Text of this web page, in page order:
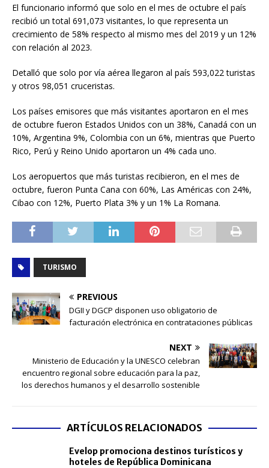
El funcionario informó que solo en el mes de octubre el país
recibió un total 691,073 visitantes, lo que representa un
crecimiento de 58% respecto al mismo mes del 2019 y un 12%
con relación al 2023.
Detalló que solo por vía aérea llegaron al país 593,022 turistas
y otros 98,051 cruceristas.
Los países emisores que más visitantes aportaron en el mes
de octubre fueron Estados Unidos con un 38%, Canadá con un
10%, Argentina 9%, Colombia con un 6%, mientras que Puerto
Rico, Perú y Reino Unido aportaron un 4% cada uno.
Los aeropuertos que más turistas recibieron, en el mes de
octubre, fueron Punta Cana con 60%, Las Américas con 24%,
Cibao con 12%, Puerto Plata 3% y un 1% La Romana.
TURISMO
PREVIOUS
DGII y DGCP disponen uso obligatorio de
facturación electrónica en contrataciones públicas
NEXT
Ministerio de Educación y la UNESCO celebran
encuentro regional sobre educación para la paz,
los derechos humanos y el desarrollo sostenible
ARTÍCULOS RELACIONADOS
Evelop promociona destinos turísticos y
hoteles de República Dominicana